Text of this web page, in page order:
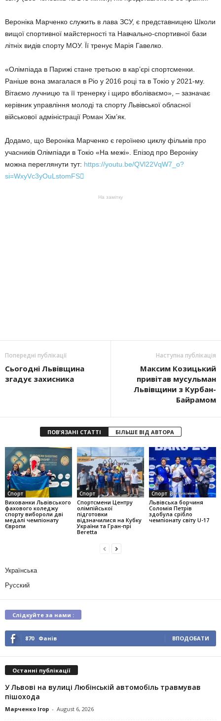
Вероніка Марченко служить в лава ЗСУ, є представницею Школи
вищої спортивної майстерності та Навчально-спортивної бази
літніх видів спорту МОУ. Її тренує Марія Гавелко.
«Олімпіада в Парижі стане третьою в кар’єрі спортсменки.
Раніше вона змагалася в Ріо у 2016 році та в Токіо у 2021-му.
Вітаємо лучницю та її тренерку і щиро вболіваємо», – зазначає
керівник управління молоді та спорту Львівської обласної
військової адміністрації Роман Хім’як.
Додамо, що Вероніка Марченко є героїнею циклу фільмів про
учасників Олімпіади в Токіо «На межі». Епізод про Вероніку
можна переглянути тут: https://youtu.be/QVl22VqW7_o?
si=WxyVc3yOuLstomFS
На замітку
Попередні публікації
Сьогодні Львівщина
згадує захисника
Наступна публікація
Максим Козицький
привітав мусульман
Львівщини з Курбан-
Байрамом
ПОВ'ЯЗАНІ СТАТТІ БІЛЬШЕ ВІД АВТОРА
Спорт
Вихованки Львівського
фахового коледжу
спорту вибороли дві
медалі чемпіонату
Європи
Спорт
Спортсмени Центру
олімпійської
підготовки
відзначилися на Кубку
України та Гран-прі
Beretta
Спорт
Львівська борчиня
Соломія Петрів
здобула срібло
чемпіонату світу U-17
Українська
Русский
Слідкуйте за нами :
870 Фанів ВПОДОБАТИ
Останні публікації
У Львові на вулиці Любінській автомобіль травмував
пішохода
Марченко Ігор - August 6, 2026